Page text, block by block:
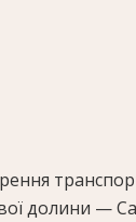
долини —